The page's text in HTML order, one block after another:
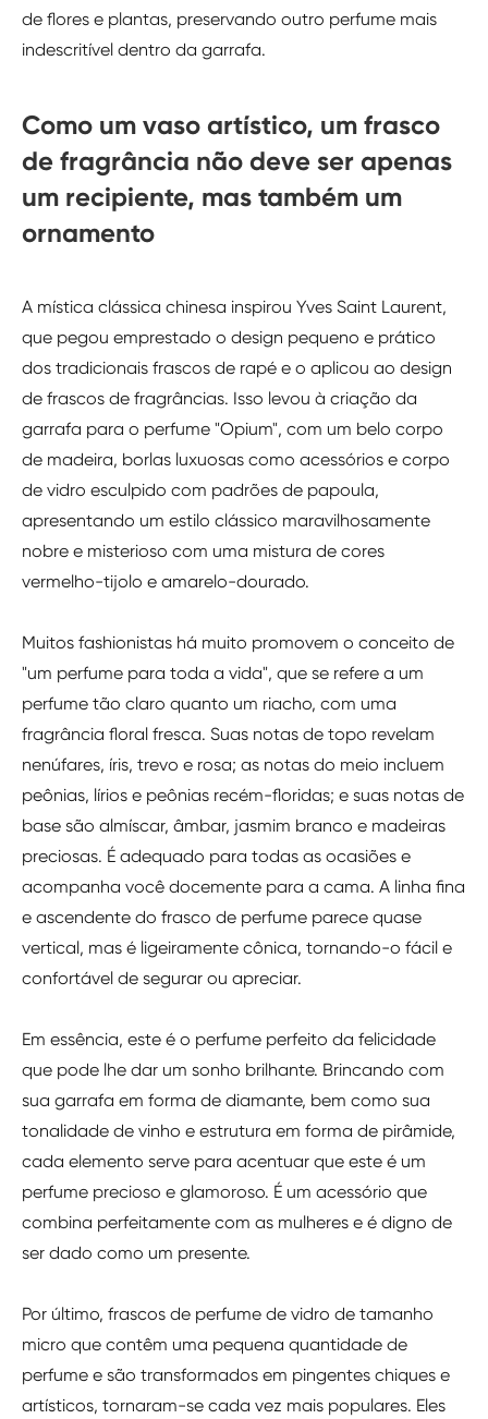
de flores e plantas, preservando outro perfume mais
indescritível dentro da garrafa.
Como um vaso artístico, um frasco
de fragrância não deve ser apenas
um recipiente, mas também um
ornamento
A mística clássica chinesa inspirou Yves Saint Laurent,
que pegou emprestado o design pequeno e prático
dos tradicionais frascos de rapé e o aplicou ao design
de frascos de fragrâncias. Isso levou à criação da
garrafa para o perfume "Opium", com um belo corpo
de madeira, borlas luxuosas como acessórios e corpo
de vidro esculpido com padrões de papoula,
apresentando um estilo clássico maravilhosamente
nobre e misterioso com uma mistura de cores
vermelho-tijolo e amarelo-dourado.
Muitos fashionistas há muito promovem o conceito de
"um perfume para toda a vida", que se refere a um
perfume tão claro quanto um riacho, com uma
fragrância floral fresca. Suas notas de topo revelam
nenúfares, íris, trevo e rosa; as notas do meio incluem
peônias, lírios e peônias recém-floridas; e suas notas de
base são almíscar, âmbar, jasmim branco e madeiras
preciosas. É adequado para todas as ocasiões e
acompanha você docemente para a cama. A linha fina
e ascendente do frasco de perfume parece quase
vertical, mas é ligeiramente cônica, tornando-o fácil e
confortável de segurar ou apreciar.
Em essência, este é o perfume perfeito da felicidade
que pode lhe dar um sonho brilhante. Brincando com
sua garrafa em forma de diamante, bem como sua
tonalidade de vinho e estrutura em forma de pirâmide,
cada elemento serve para acentuar que este é um
perfume precioso e glamoroso. É um acessório que
combina perfeitamente com as mulheres e é digno de
ser dado como um presente.
Por último, frascos de perfume de vidro de tamanho
micro que contêm uma pequena quantidade de
perfume e são transformados em pingentes chiques e
artísticos, tornaram-se cada vez mais populares. Eles